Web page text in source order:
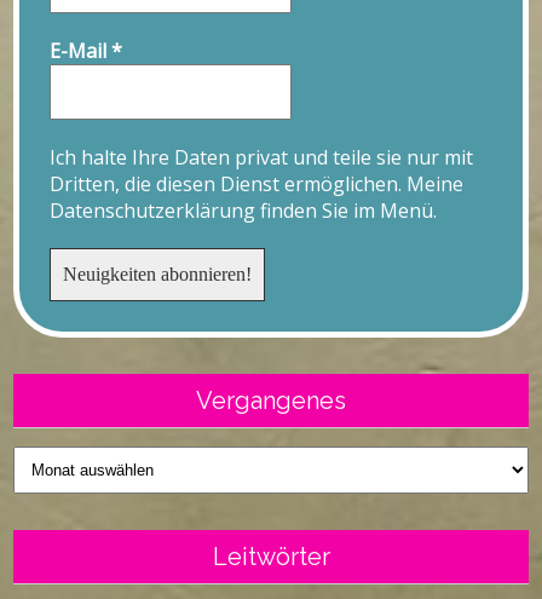
E-Mail*
Ich halte Ihre Daten privat und teile sie nur mit
Dritten, die diesen Dienst ermöglichen. Meine
Datenschutzerklärung finden Sie im Menü.
Vergangenes
Vergangenes
Leitwörter